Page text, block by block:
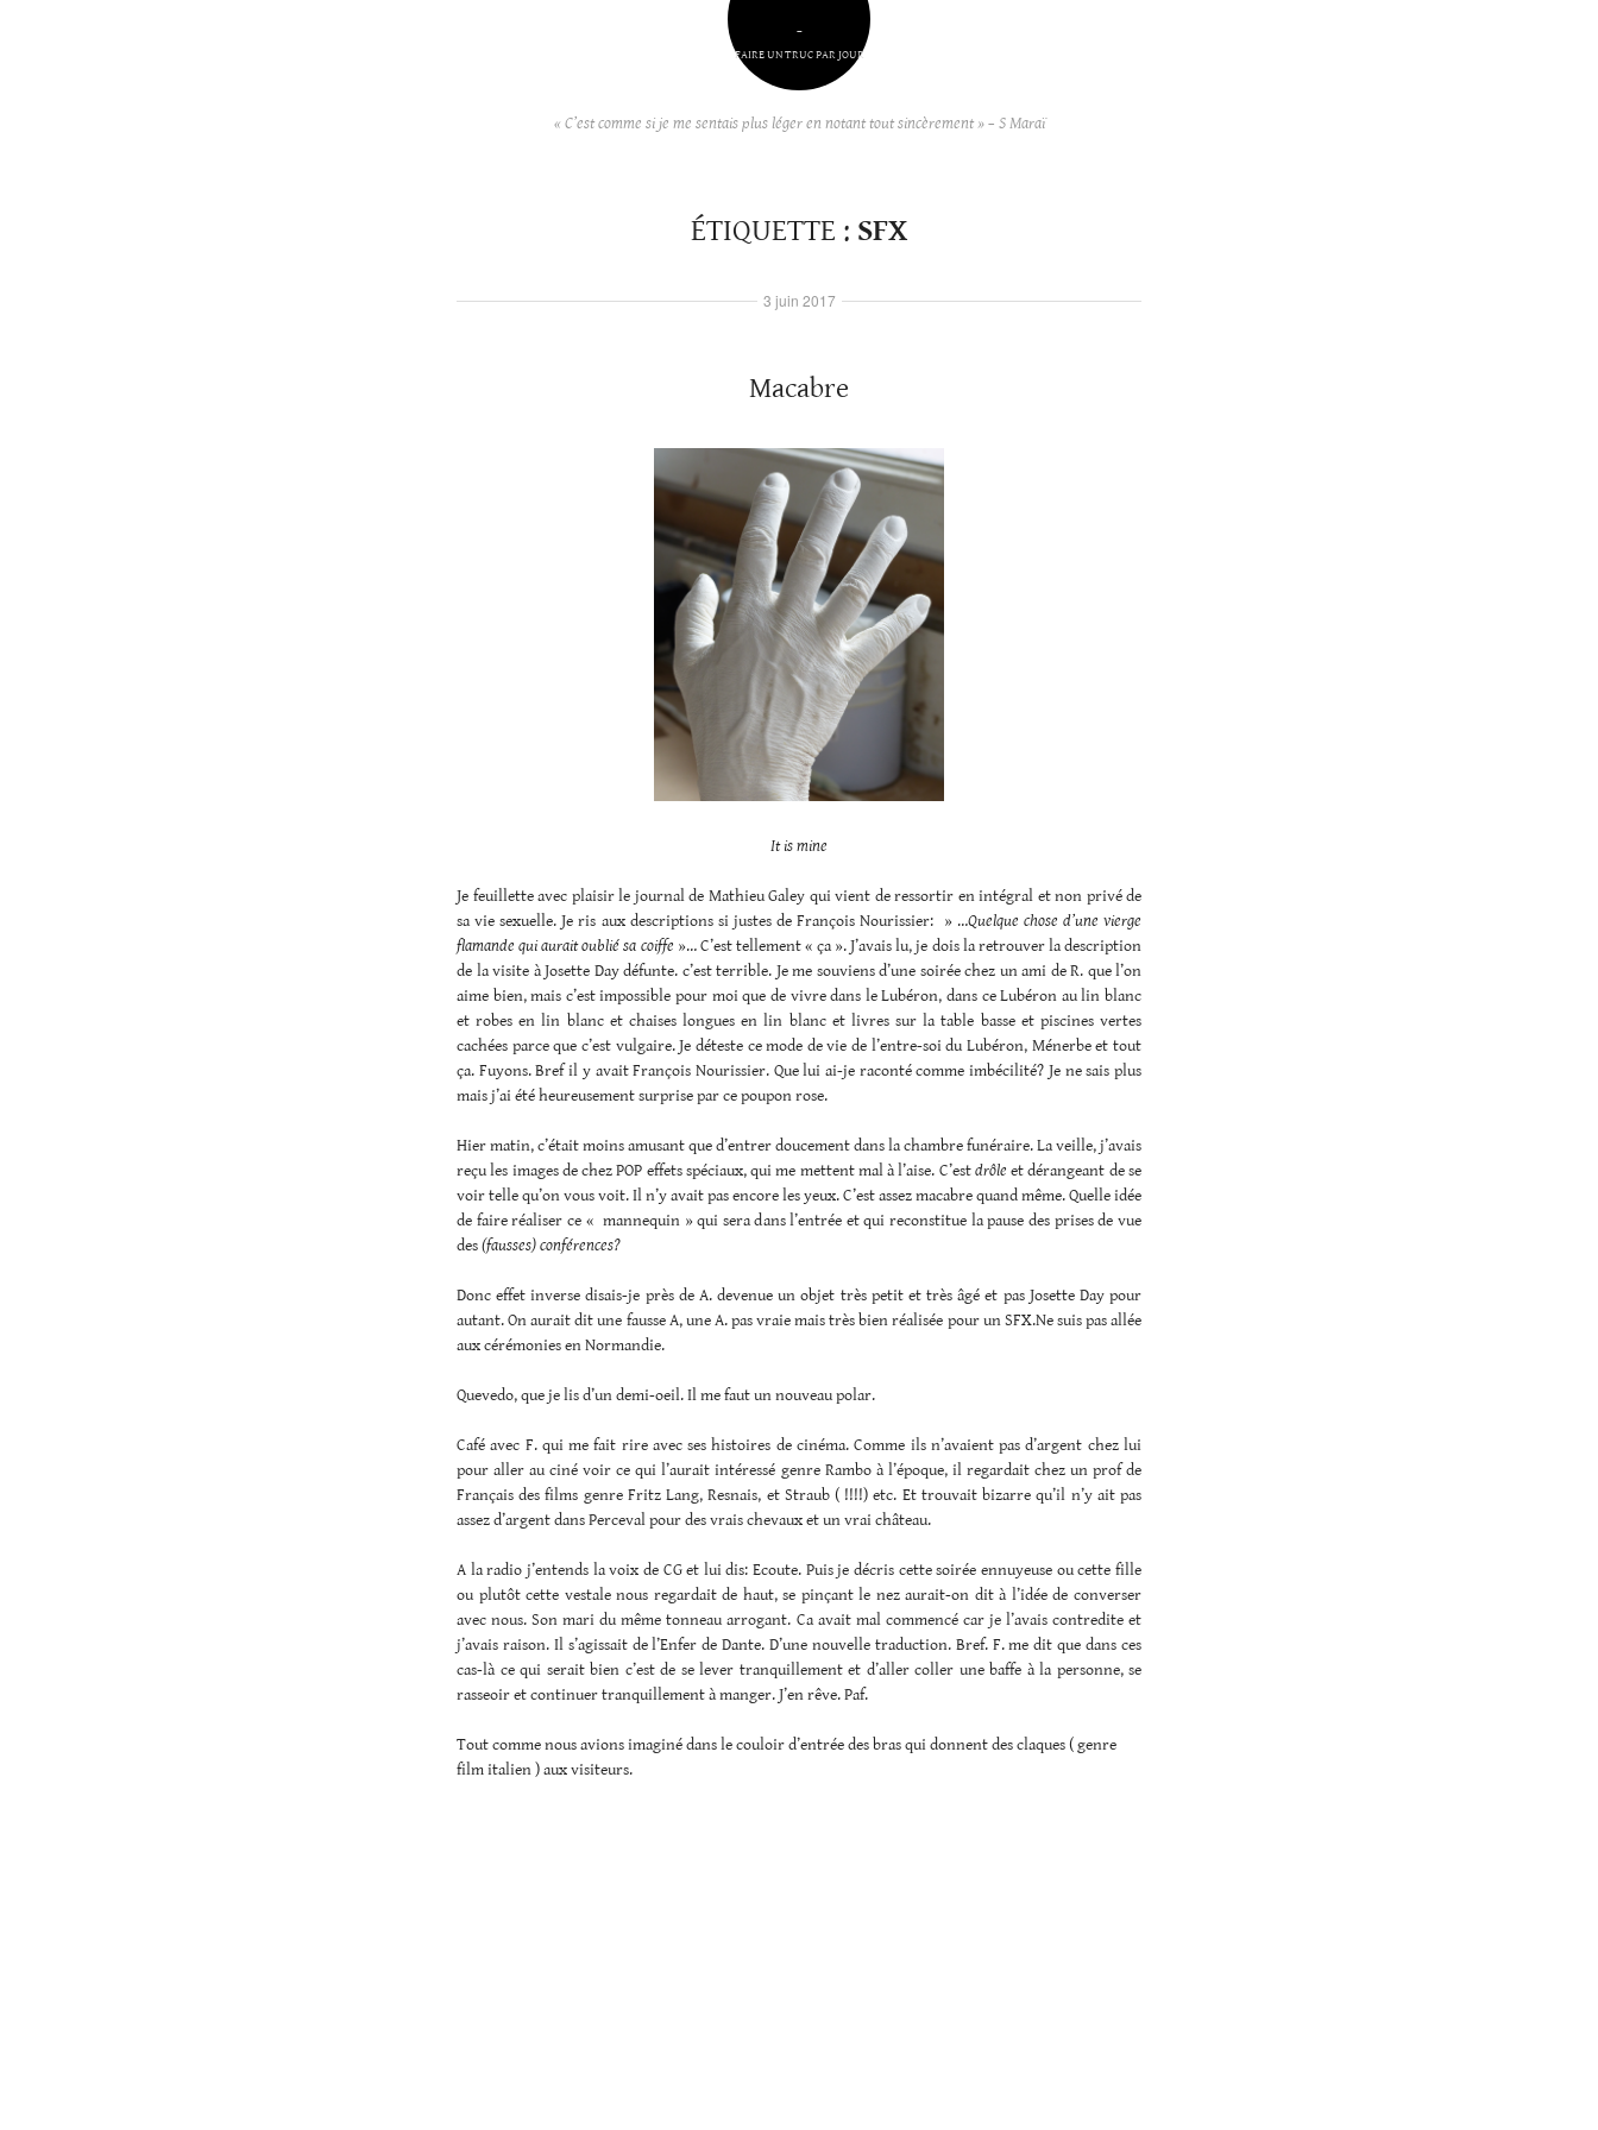
–
FAIRE UN TRUC PAR JOUR
« C’est comme si je me sentais plus léger en notant tout sincèrement » – S Maraï
ÉTIQUETTE : SFX
Macabre
It is mine
Je feuillette avec plaisir le journal de Mathieu Galey qui vient de ressortir en intégral et non privé de
sa vie sexuelle. Je ris aux descriptions si justes de François Nourissier: » …Quelque chose d’une vierge
flamande qui aurait oublié sa coiffe »… C’est tellement « ça ». J’avais lu, je dois la retrouver la description
de la visite à Josette Day défunte. c’est terrible. Je me souviens d’une soirée chez un ami de R. que l’on
aime bien, mais c’est impossible pour moi que de vivre dans le Lubéron, dans ce Lubéron au lin blanc
et robes en lin blanc et chaises longues en lin blanc et livres sur la table basse et piscines vertes
cachées parce que c’est vulgaire. Je déteste ce mode de vie de l’entre-soi du Lubéron, Ménerbe et tout
ça. Fuyons. Bref il y avait François Nourissier. Que lui ai-je raconté comme imbécilité? Je ne sais plus
mais j’ai été heureusement surprise par ce poupon rose.
Hier matin, c’était moins amusant que d’entrer doucement dans la chambre funéraire. La veille, j’avais
reçu les images de chez POP effets spéciaux, qui me mettent mal à l’aise. C’estdrôle et dérangeant de se
voir telle qu’on vous voit. Il n’y avait pas encore les yeux. C’est assez macabre quand même. Quelle idée
de faire réaliser ce « mannequin » qui sera dans l’entrée et qui reconstitue la pause des prises de vue
des(fausses) conférences?
Donc effet inverse disais-je près de A. devenue un objet très petit et très âgé et pas Josette Day pour
autant. On aurait dit une fausse A, une A. pas vraie mais très bien réalisée pour un SFX.Ne suis pas allée
aux cérémonies en Normandie.
Quevedo, que je lis d’un demi-oeil. Il me faut un nouveau polar.
Café avec F. qui me fait rire avec ses histoires de cinéma. Comme ils n’avaient pas d’argent chez lui
pour aller au ciné voir ce qui l’aurait intéressé genre Rambo à l’époque, il regardait chez un prof de
Français des films genre Fritz Lang, Resnais, et Straub ( !!!!) etc. Et trouvait bizarre qu’il n’y ait pas
assez d’argent dans Perceval pour des vrais chevaux et un vrai château.
A la radio j’entends la voix de CG et lui dis: Ecoute. Puis je décris cette soirée ennuyeuse ou cette fille
ou plutôt cette vestale nous regardait de haut, se pinçant le nez aurait-on dit à l’idée de converser
avec nous. Son mari du même tonneau arrogant. Ca avait mal commencé car je l’avais contredite et
j’avais raison. Il s’agissait de l’Enfer de Dante. D’une nouvelle traduction. Bref. F. me dit que dans ces
cas-là ce qui serait bien c’est de se lever tranquillement et d’aller coller une baffe à la personne, se
rasseoir et continuer tranquillement à manger. J’en rêve. Paf.
Tout comme nous avions imaginé dans le couloir d’entrée des bras qui donnent des claques ( genre
film italien ) aux visiteurs.
3 juin 2017